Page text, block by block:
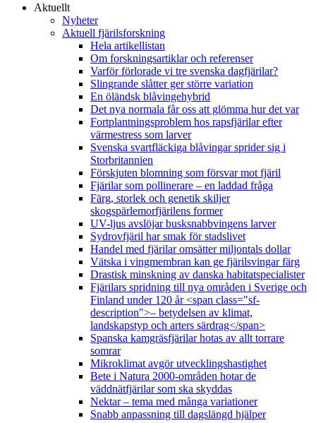
Aktuellt
Nyheter
Aktuell fjärilsforskning
Hela artikellistan
Om forskningsartiklar och referenser
Varför förlorade vi tre svenska dagfjärilar?
Slingrande slåtter ger större variation
En öländsk blåvingehybrid
Det nya normala får oss att glömma hur det var
Fortplantningsproblem hos rapsfjärilar efter
värmestress som larver
Svenska svartfläckiga blåvingar sprider sig i
Storbritannien
Förskjuten blomning som försvar mot fjäril
Fjärilar som pollinerare – en laddad fråga
Färg, storlek och genetik skiljer
skogspärlemorfjärilens former
UV-ljus avslöjar busksnabbvingens larver
Sydrovfjäril har smak för stadslivet
Handel med fjärilar omsätter miljontals dollar
Vätska i vingmembran kan ge fjärilsvingar färg
Drastisk minskning av danska habitatspecialister
Fjärilars spridning till nya områden i Sverige och
Finland under 120 år <span class="sf-
description">– betydelsen av klimat,
landskapstyp och arters särdrag</span>
Spanska kamgräsfjärilar hotas av allt torrare
somrar
Mikroklimat avgör utvecklingshastighet
Bete i Natura 2000-områden hotar de
väddnätfjärilar som ska skyddas
Nektar – tema med många variationer
Snabb anpassning till dagslängd hjälper